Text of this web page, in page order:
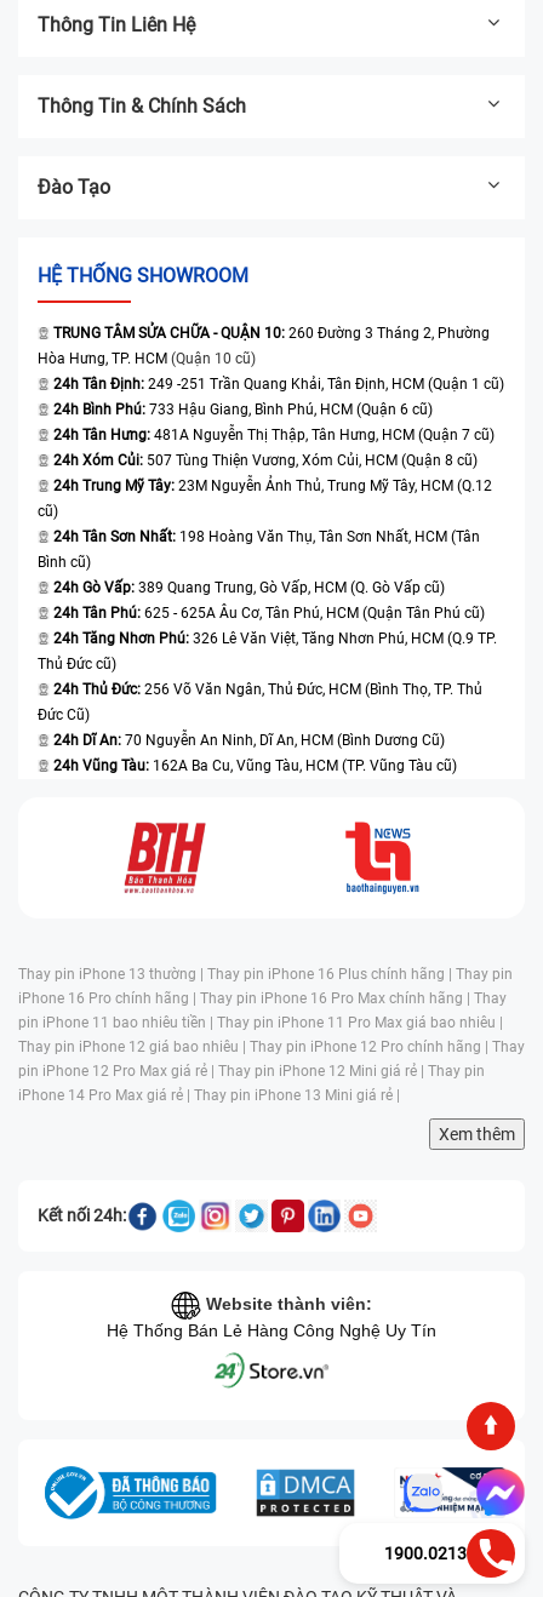
Thông Tin Liên Hệ
Thông Tin & Chính Sách
Đào Tạo
HỆ THỐNG SHOWROOM
TRUNG TÂM SỬA CHỮA - QUẬN 10: 260 Đường 3 Tháng 2, Phường
Hòa Hưng, TP. HCM (Quận 10 cũ)
24h Tân Định: 249 -251 Trần Quang Khải, Tân Định, HCM (Quận 1 cũ)
24h Bình Phú: 733 Hậu Giang, Bình Phú, HCM (Quận 6 cũ)
24h Tân Hưng: 481A Nguyễn Thị Thập, Tân Hưng, HCM (Quận 7 cũ)
24h Xóm Củi: 507 Tùng Thiện Vương, Xóm Củi, HCM (Quận 8 cũ)
24h Trung Mỹ Tây: 23M Nguyễn Ảnh Thủ, Trung Mỹ Tây, HCM (Q.12
cũ)
24h Tân Sơn Nhất: 198 Hoàng Văn Thụ, Tân Sơn Nhất, HCM (Tân
Bình cũ)
24h Gò Vấp: 389 Quang Trung, Gò Vấp, HCM (Q. Gò Vấp cũ)
24h Tân Phú: 625 - 625A Âu Cơ, Tân Phú, HCM (Quận Tân Phú cũ)
24h Tăng Nhơn Phú: 326 Lê Văn Việt, Tăng Nhơn Phú, HCM (Q.9 TP.
Thủ Đức cũ)
24h Thủ Đức: 256 Võ Văn Ngân, Thủ Đức, HCM (Bình Thọ, TP. Thủ
Đức Cũ)
24h Dĩ An: 70 Nguyễn An Ninh, Dĩ An, HCM (Bình Dương Cũ)
24h Vũng Tàu: 162A Ba Cu, Vũng Tàu, HCM (TP. Vũng Tàu cũ)
Thay pin iPhone 13 thường | Thay pin iPhone 16 Plus chính hãng | Thay pin
iPhone 16 Pro chính hãng | Thay pin iPhone 16 Pro Max chính hãng | Thay
pin iPhone 11 bao nhiêu tiền | Thay pin iPhone 11 Pro Max giá bao nhiêu |
Thay pin iPhone 12 giá bao nhiêu | Thay pin iPhone 12 Pro chính hãng | Thay
pin iPhone 12 Pro Max giá rẻ | Thay pin iPhone 12 Mini giá rẻ | Thay pin
iPhone 14 Pro Max giá rẻ | Thay pin iPhone 13 Mini giá rẻ |
Xem thêm
Kết nối 24h:
Website thành viên:
Hệ Thống Bán Lẻ Hàng Công Nghệ Uy Tín
1900.0213